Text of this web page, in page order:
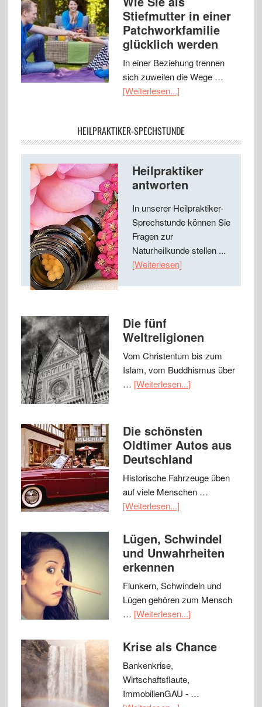
Stiefmutter in einer
Patchworkfamilie
glücklich werden
In einer Beziehung trennen
sich zuweilen die Wege …
[Weiterlesen...]
HEILPRAKTIKER-SPECHSTUNDE
Heilpraktiker
antworten
In unserer Heilpraktiker-
Sprechstunde können Sie
Fragen zur
Naturheilkunde stellen ...
[Weiterlesen]
Die fünf
Weltreligionen
Vom Christentum bis zum
Islam, vom Buddhismus über
… [Weiterlesen...]
Die schönsten
Oldtimer Autos aus
Deutschland
Historische Fahrzeuge üben
auf viele Menschen …
[Weiterlesen...]
Lügen, Schwindel
und Unwahrheiten
erkennen
Flunkern, Schwindeln und
Lügen gehören zum Mensch
… [Weiterlesen...]
Krise als Chance
Bankenkrise,
Wirtschaftsflaute,
ImmobilienGAU - …